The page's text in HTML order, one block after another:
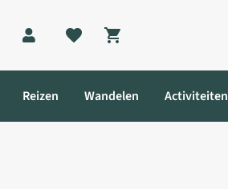
Shopping cart
Reizen Wandelen Activiteiten